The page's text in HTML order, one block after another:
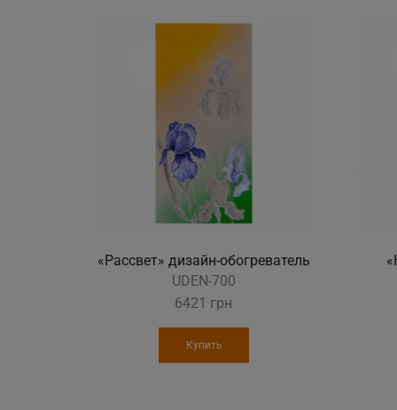
«Рассвет» дизайн-обогреватель
UDEN-700
6421 грн
Купить